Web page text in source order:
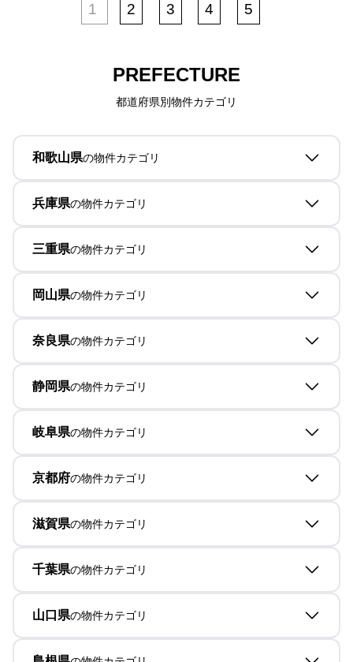
1 2 3 4 5
PREFECTURE
都道府県別物件カテゴリ
和歌山県の物件カテゴリ
兵庫県の物件カテゴリ
三重県の物件カテゴリ
岡山県の物件カテゴリ
奈良県の物件カテゴリ
静岡県の物件カテゴリ
岐阜県の物件カテゴリ
京都府の物件カテゴリ
滋賀県の物件カテゴリ
千葉県の物件カテゴリ
山口県の物件カテゴリ